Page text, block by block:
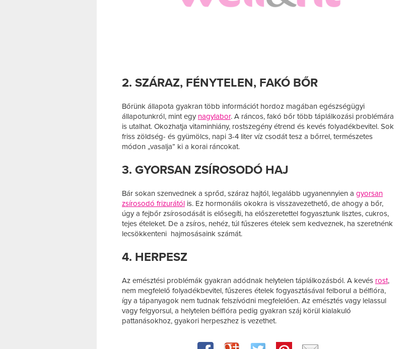
2. SZÁRAZ, FÉNYTELEN, FAKÓ BŐR
Bőrünk állapota gyakran több információt hordoz magában egészségügyi
állapotunkról, mint egy nagylabor. A ráncos, fakó bőr több táplálkozási problémára
is utalhat. Okozhatja vitaminhiány, rostszegény étrend és kevés folyadékbevitel. Sok
friss zöldség- és gyümölcs, napi 3-4 liter víz csodát tesz a bőrrel, természetes
módon „vasalja” ki a korai ráncokat.
3. GYORSAN ZSÍROSODÓ HAJ
Bár sokan szenvednek a sprőd, száraz hajtól, legalább ugyanennyien a gyorsan
zsírosodó frizurától is. Ez hormonális okokra is visszavezethető, de ahogy a bőr,
úgy a fejbőr zsírosodását is elősegíti, ha előszeretettel fogyasztunk lisztes, cukros,
tejes ételeket. De a zsíros, nehéz, túl fűszeres ételek sem kedveznek, ha szeretnénk
lecsökkenteni hajmosásaink számát.
4. HERPESZ
Az emésztési problémák gyakran adódnak helytelen táplálkozásból. A kevés rost,
nem megfelelő folyadékbevitel, fűszeres ételek fogyasztásával felborul a bélflóra,
így a tápanyagok nem tudnak felszívódni megfelelően. Az emésztés vagy lelassul
vagy felgyorsul, a helytelen bélflóra pedig gyakran száj körül kialakuló
pattanásokhoz, gyakori herpeszhez is vezethet.